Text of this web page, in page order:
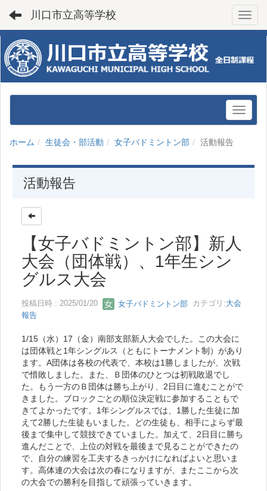
川口市立高等学校
ホーム 生徒会・部活動 女子バドミントン部 活動報告
活動報告
【女子バドミントン部】新人
大会（団体戦）、1年生シン
グルス大会
投稿日時 : 2025/01/20 女子バドミントン部 カテゴリ:大会
報告
1/15（水）17（金）南部支部新人大会でした。この大会に
は団体戦と1年シングルス（ともにトーナメント制）があり
ます。A団体は各校の代表で、本校は1勝しましたが、次戦
で惜敗しました。また、Ｂ団体のひとつは初戦敗退でし
た。もう一方のＢ団体は勝ち上がり、2日目に進むことがで
きました。ブロックごとの順位決定戦に参加することもで
きてよかったです。1年シングルスでは、1勝した生徒に加
えて2勝した生徒もいました。どの生徒も、相手によらず最
後まで集中して競技できていました。加えて、2日目に勝ち
進んだことで、上位の対戦を最後まで見ることができたの
で、自分の練習を工夫するきっかけになればよいと思いま
す。高体連の大会は次の春になりますが、またここから次
の大会での勝利を目指して頑張っていきます。